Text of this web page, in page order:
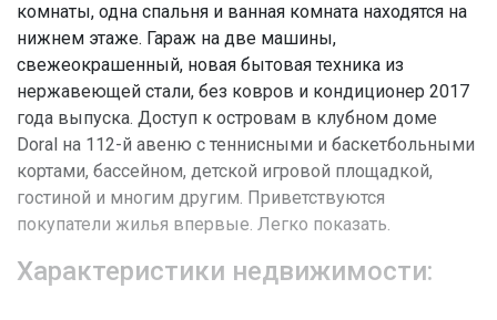
комнаты, одна спальня и ванная комната находятся на
нижнем этаже. Гараж на две машины,
свежеокрашенный, новая бытовая техника из
нержавеющей стали, без ковров и кондиционер 2017
года выпуска. Доступ к островам в клубном доме
Doral на 112-й авеню с теннисными и баскетбольными
кортами, бассейном, детской игровой площадкой,
гостиной и многим другим. Приветствуются
покупатели жилья впервые. Легко показать.
Характеристики недвижимости: